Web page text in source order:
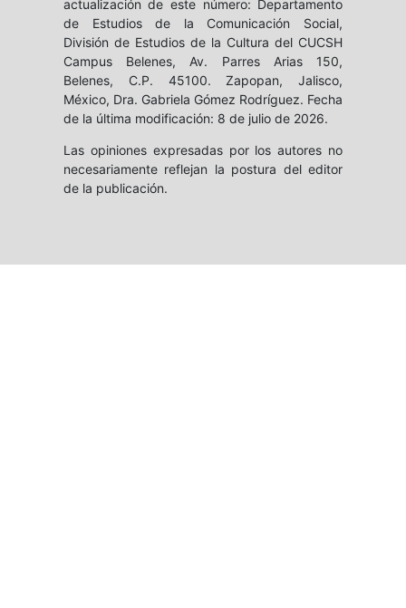
actualización de este número: Departamento
de Estudios de la Comunicación Social,
División de Estudios de la Cultura del CUCSH
Campus Belenes, Av. Parres Arias 150,
Belenes, C.P. 45100. Zapopan, Jalisco,
México, Dra. Gabriela Gómez Rodríguez. Fecha
de la última modificación: 8 de julio de 2026.
Las opiniones expresadas por los autores no
necesariamente reflejan la postura del editor
de la publicación.